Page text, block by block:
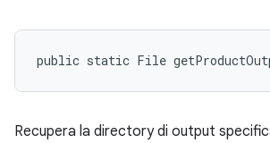
public static File
Recupera la directory di output